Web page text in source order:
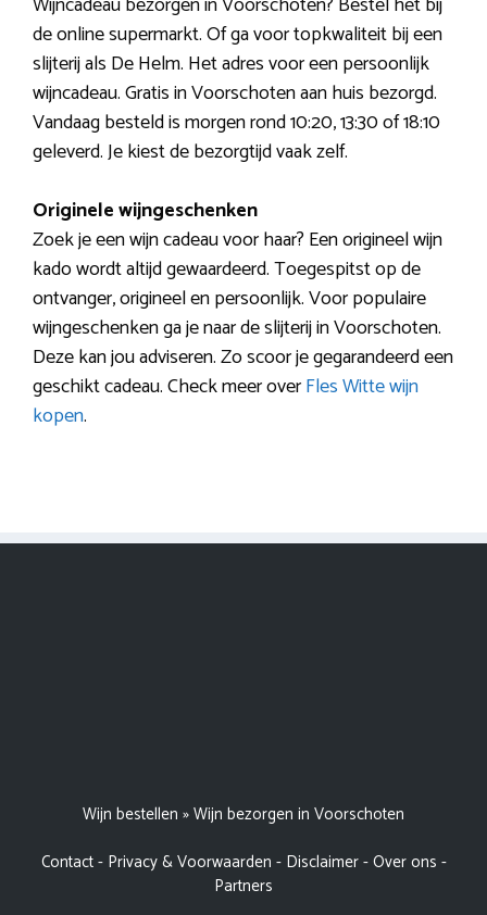
de online supermarkt. Of ga voor topkwaliteit bij een
slijterij als De Helm. Het adres voor een persoonlijk
wijncadeau. Gratis in Voorschoten aan huis bezorgd.
Vandaag besteld is morgen rond 10:20, 13:30 of 18:10
geleverd. Je kiest de bezorgtijd vaak zelf.
Originele wijngeschenken
Zoek je een wijn cadeau voor haar? Een origineel wijn
kado wordt altijd gewaardeerd. Toegespitst op de
ontvanger, origineel en persoonlijk. Voor populaire
wijngeschenken ga je naar de slijterij in Voorschoten.
Deze kan jou adviseren. Zo scoor je gegarandeerd een
geschikt cadeau. Check meer overFles Witte wijn
kopen.
Wijn bestellen »Wijn bezorgen in Voorschoten
Contact- Privacy & Voorwaarden - Disclaimer-Over ons -
Partners